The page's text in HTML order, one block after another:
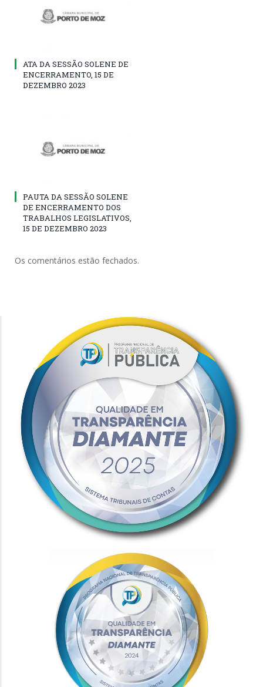
ATA DA SESSÃO SOLENE DE
ENCERRAMENTO, 15 DE
DEZEMBRO 2023
PAUTA DA SESSÃO SOLENE
DE ENCERRAMENTO DOS
TRABALHOS LEGISLATIVOS,
15 DE DEZEMBRO 2023
Os comentários estão fechados.